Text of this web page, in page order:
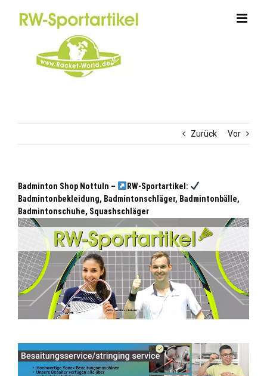
Zurück Vor
Badminton Shop Nottuln –
RW-Sportartikel:
Badmintonbekleidung, Badmintonschläger, Badmintonbälle,
Badmintonschuhe, Squashschläger